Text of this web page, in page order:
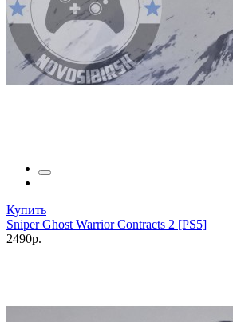
Купить
Sniper Ghost Warrior Contracts 2 [PS5]
2490р.